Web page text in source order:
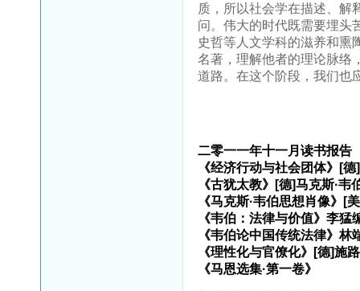
质，所以社会学在描述、解
问。伟大的时代既需要埋头
史哲等人文学科的滋养和熏
名著，理解他者的理论脉络
道路。在这个阶段，我们也
二零一一年十一月读书报告
《经济行动与社会团体》[
《古犹太教》[德]马克斯·
《马克斯·韦伯思想肖像》[
《韦伯：法律与价值》李猛
《韦伯论中国传统法律》林
《理性化与官僚化》[德]施
《马恩选集·第一卷》